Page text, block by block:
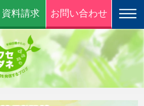
資料請求 お問い合わせ